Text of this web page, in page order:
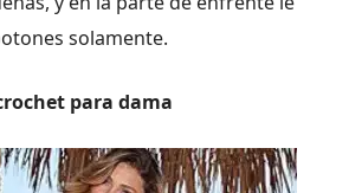
solamente.
para dama